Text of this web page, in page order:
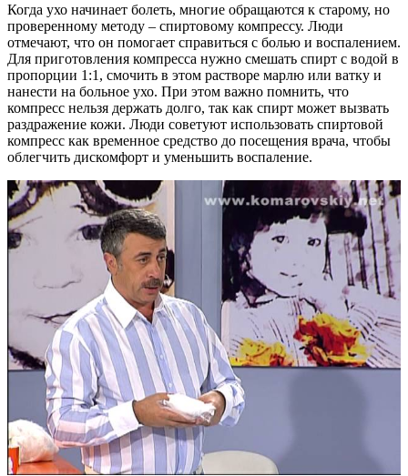
Когда ухо начинает болеть, многие обращаются к старому, но
проверенному методу – спиртовому компрессу. Люди
отмечают, что он помогает справиться с болью и воспалением.
Для приготовления компресса нужно смешать спирт с водой в
пропорции 1:1, смочить в этом растворе марлю или ватку и
нанести на больное ухо. При этом важно помнить, что
компресс нельзя держать долго, так как спирт может вызвать
раздражение кожи. Люди советуют использовать спиртовой
компресс как временное средство до посещения врача, чтобы
облегчить дискомфорт и уменьшить воспаление.